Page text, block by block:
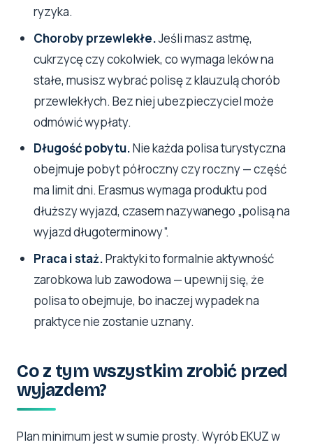
ryzyka.
Choroby przewlekłe.Jeśli masz astmę,
cukrzycę czy cokolwiek, co wymaga leków na
stałe, musisz wybrać polisę z klauzulą chorób
przewlekłych. Bez niej ubezpieczyciel może
odmówić wypłaty.
Długość pobytu.Nie każda polisa turystyczna
obejmuje pobyt półroczny czy roczny — część
ma limit dni. Erasmus wymaga produktu pod
dłuższy wyjazd, czasem nazywanego „polisą na
wyjazd długoterminowy”.
Praca i staż.Praktyki to formalnie aktywność
zarobkowa lub zawodowa — upewnij się, że
polisa to obejmuje, bo inaczej wypadek na
praktyce nie zostanie uznany.
Co z tym wszystkim zrobić przed
wyjazdem?
Plan minimum jest w sumie prosty. Wyrób EKUZ w